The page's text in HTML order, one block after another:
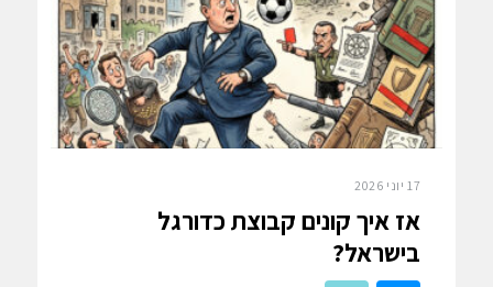
17 יוני 2026
אז איך קונים קבוצת כדורגל
בישראל?